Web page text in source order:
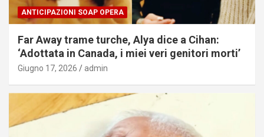
ANTICIPAZIONI SOAP OPERA
Far Away trame turche, Alya dice a Cihan:
‘Adottata in Canada, i miei veri genitori morti’
Giugno 17, 2026 admin